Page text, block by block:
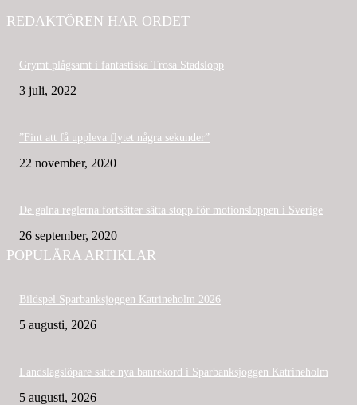
REDAKTÖREN HAR ORDET
Grymt plågsamt i fantastiska Trosa Stadslopp
3 juli, 2022
”Fint att få uppleva flytet några sekunder”
22 november, 2020
De galna reglerna fortsätter sätta stopp för motionsloppen i Sverige
26 september, 2020
POPULÄRA ARTIKLAR
Bildspel Sparbanksjoggen Katrineholm 2026
5 augusti, 2026
Landslagslöpare satte nya banrekord i Sparbanksjoggen Katrineholm
5 augusti, 2026